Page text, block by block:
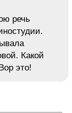
речь
Какой
это!